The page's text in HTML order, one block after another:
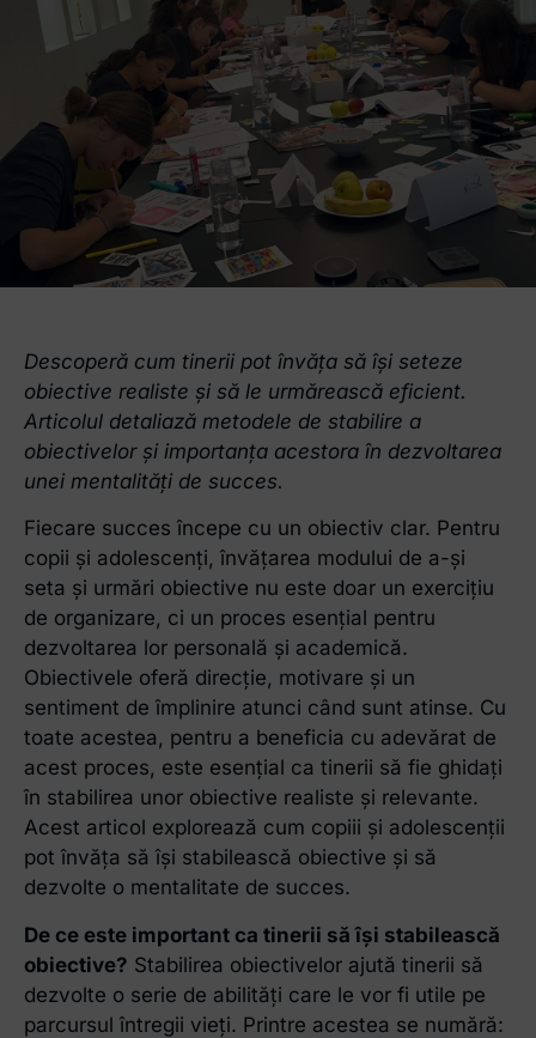
Descoperă cum tinerii pot învăța să își seteze
obiective realiste și să le urmărească eficient.
Articolul detaliază metodele de stabilire a
obiectivelor și importanța acestora în dezvoltarea
unei mentalități de succes.
Fiecare succes începe cu un obiectiv clar. Pentru
copii și adolescenți, învățarea modului de a-și
seta și urmări obiective nu este doar un exercițiu
de organizare, ci un proces esențial pentru
dezvoltarea lor personală și academică.
Obiectivele oferă direcție, motivare și un
sentiment de împlinire atunci când sunt atinse. Cu
toate acestea, pentru a beneficia cu adevărat de
acest proces, este esențial ca tinerii să fie ghidați
în stabilirea unor obiective realiste și relevante.
Acest articol explorează cum copiii și adolescenții
pot învăța să își stabilească obiective și să
dezvolte o mentalitate de succes.
De ce este important ca tinerii să își stabilească
obiective? Stabilirea obiectivelor ajută tinerii să
dezvolte o serie de abilități care le vor fi utile pe
parcursul întregii vieți. Printre acestea se numără: